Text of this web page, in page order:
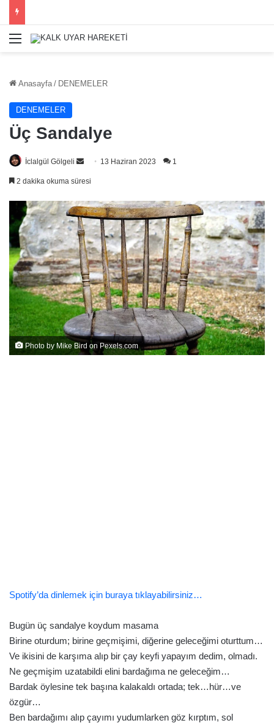
Menü
Anasayfa / DENEMELER
DENEMELER
Üç Sandalye
İclalgül Gölgeli
Bir
göndermek
13 Haziran 2023 1
2 dakika okuma süresi
Photo by Mike Bird on Pexels.com
Spotify’da dinlemek için buraya tıklayabilirsiniz…
Bugün üç sandalye koydum masama
Birine oturdum; birine geçmişimi, diğerine geleceğimi oturttum…
Ve ikisini de karşıma alıp bir çay keyfi yapayım dedim, olmadı.
Ne geçmişim uzatabildi elini bardağıma ne geleceğim…
Bardak öylesine tek başına kalakaldı ortada; tek…hür…ve
özgür…
Ben bardağımı alıp çayımı yudumlarken göz kırptım, sol